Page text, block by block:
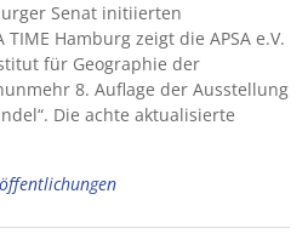
Senat initiierten
Hamburg zeigt die APSA e.V.
für Geographie der
8. Auflage der Ausstellung
Die achte aktualisierte